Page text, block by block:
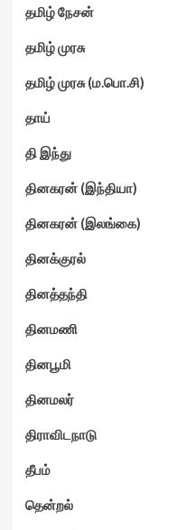
தமிழ் நேசன்
தமிழ் முரசு
தமிழ் முரசு (ம.பொ.சி)
தாய்
தி இந்து
தினகரன் (இந்தியா)
தினகரன் (இலங்கை)
தினக்குரல்
தினத்தந்தி
தினமணி
தினபூமி
தினமலர்
திராவிடநாடு
தீபம்
தென்றல்